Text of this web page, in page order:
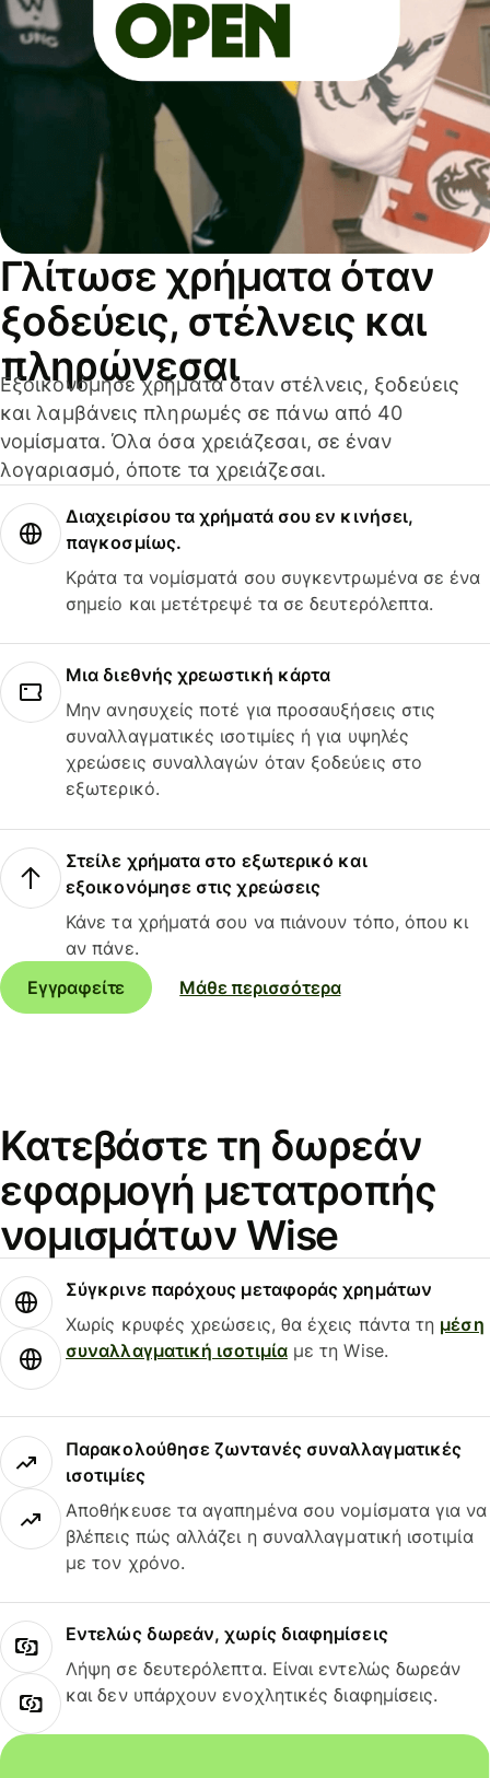
Γλίτωσε χρήματα όταν
ξοδεύεις, στέλνεις και
πληρώνεσαι
Εξοικονόμησε χρήματα όταν στέλνεις, ξοδεύεις
και λαμβάνεις πληρωμές σε πάνω από 40
νομίσματα. Όλα όσα χρειάζεσαι, σε έναν
λογαριασμό, όποτε τα χρειάζεσαι.
Διαχειρίσου τα χρήματά σου εν κινήσει,
παγκοσμίως.
Κράτα τα νομίσματά σου συγκεντρωμένα σε ένα
σημείο και μετέτρεψέ τα σε δευτερόλεπτα.
Μια διεθνής χρεωστική κάρτα
Μην ανησυχείς ποτέ για προσαυξήσεις στις
συναλλαγματικές ισοτιμίες ή για υψηλές
χρεώσεις συναλλαγών όταν ξοδεύεις στο
εξωτερικό.
Στείλε χρήματα στο εξωτερικό και
εξοικονόμησε στις χρεώσεις
Κάνε τα χρήματά σου να πιάνουν τόπο, όπου κι
αν πάνε.
Εγγραφείτε
Μάθε περισσότερα
Κατεβάστε τη δωρεάν
εφαρμογή μετατροπής
νομισμάτων Wise
Σύγκρινε παρόχους μεταφοράς χρημάτων
Χωρίς κρυφές χρεώσεις, θα έχεις πάντα τη μέση
συναλλαγματική ισοτιμίαμε τη Wise.
Παρακολούθησε ζωντανές συναλλαγματικές
ισοτιμίες
Αποθήκευσε τα αγαπημένα σου νομίσματα για να
βλέπεις πώς αλλάζει η συναλλαγματική ισοτιμία
με τον χρόνο.
Εντελώς δωρεάν, χωρίς διαφημίσεις
Λήψη σε δευτερόλεπτα. Είναι εντελώς δωρεάν
και δεν υπάρχουν ενοχλητικές διαφημίσεις.